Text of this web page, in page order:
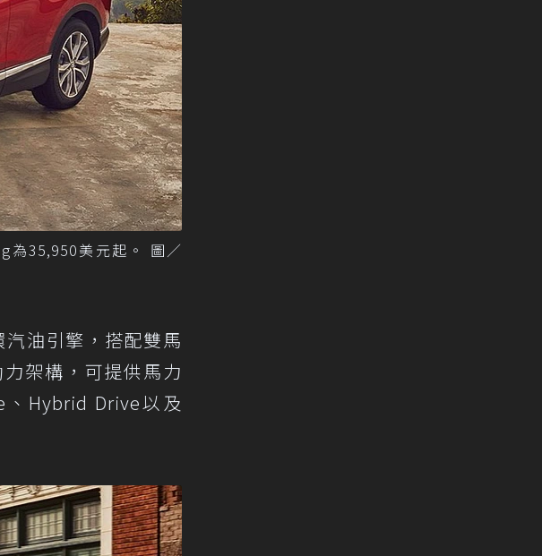
為35,950美元起。 圖／
汽油引擎，搭配雙馬
架構，可提供馬力
Hybrid Drive以及